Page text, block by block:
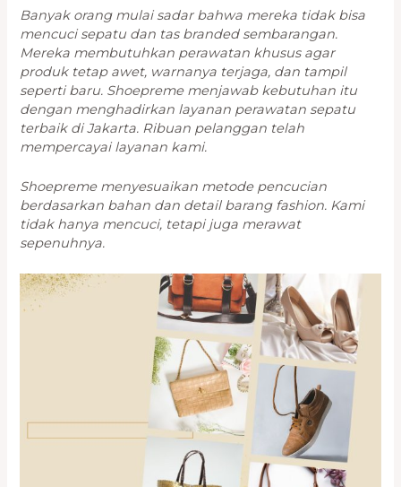
Banyak orang mulai sadar bahwa mereka tidak bisa
mencuci sepatu dan tas branded sembarangan.
Mereka membutuhkan perawatan khusus agar
produk tetap awet, warnanya terjaga, dan tampil
seperti baru. Shoepreme menjawab kebutuhan itu
dengan menghadirkan layanan perawatan sepatu
terbaik di Jakarta. Ribuan pelanggan telah
mempercayai layanan kami.
Shoepreme menyesuaikan metode pencucian
berdasarkan bahan dan detail barang fashion. Kami
tidak hanya mencuci, tetapi juga merawat
sepenuhnya.